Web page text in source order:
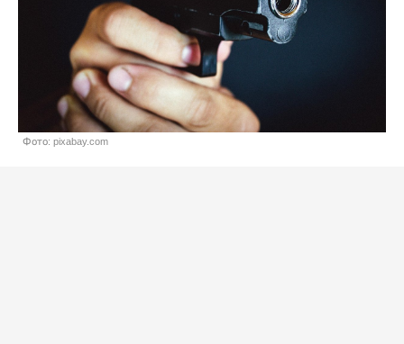
Фото: pixabay.com